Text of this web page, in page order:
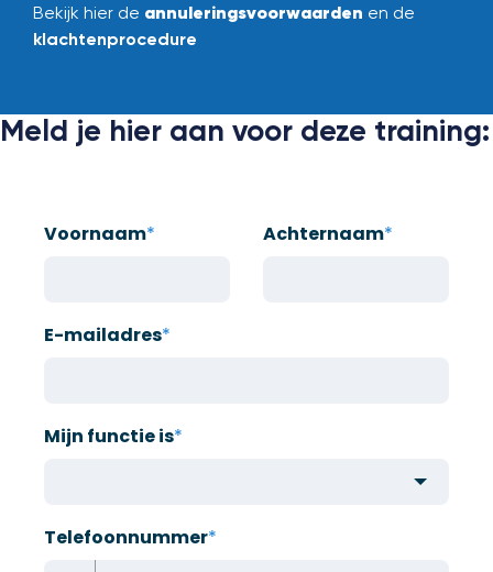
Bekijk hier de annuleringsvoorwaarden en de
klachtenprocedure
Meld je hier aan voor deze training:
Voornaam* Achternaam*
E-mailadres*
Mijn functie is*
Telefoonnummer*